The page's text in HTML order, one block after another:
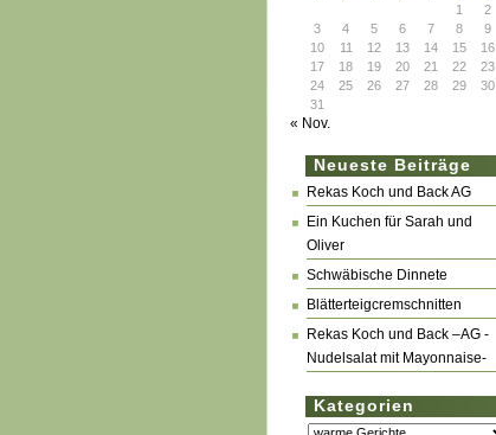
1
2
3
4 5 6 7 8
9
10
11 12 13 14 15
16
17
18 19 20 21 22
23
24
25 26 27 28 29
30
31
« Nov.
Neueste Beiträge
Rekas Koch und Back AG
Ein Kuchen für Sarah und
Oliver
Schwäbische Dinnete
Blätterteigcremschnitten
Rekas Koch und Back –AG -
Nudelsalat mit Mayonnaise-
Kategorien
Kategorien